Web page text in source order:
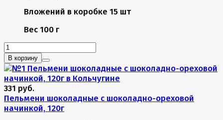
Вложений в коробке 15 шт
Вес 100 г
В корзину
331 руб.
Пельмени шоколадные с шоколадно-ореховой
начинкой, 120г